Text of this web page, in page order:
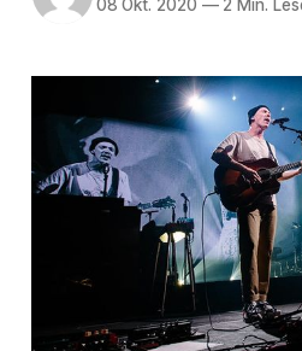
08 Okt. 2020 —2 Min.